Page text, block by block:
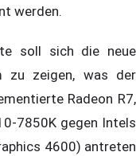
werden.
soll sich die neue
zu zeigen, was der
Radeon R7,
7850K gegen Intels
4600) antreten